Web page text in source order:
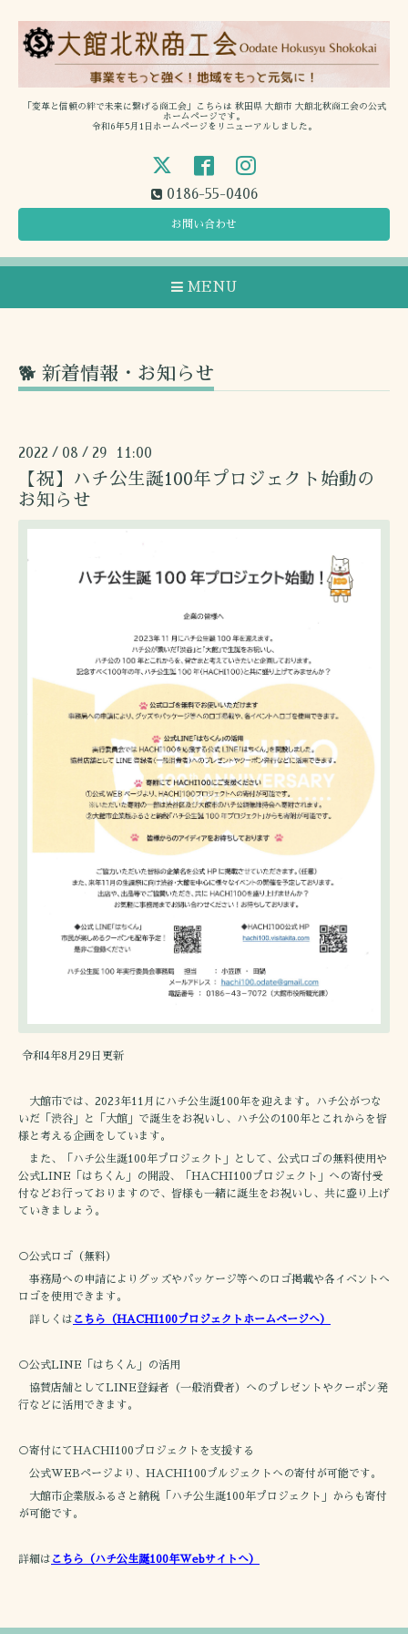
「変革と信頼の絆で未来に繋げる商工会」こちらは 秋田県 大館市 大館北秋商工会の公式
ホームページです。
令和6年5月1日ホームページをリニューアルしました。
0186-55-0406
お問い合わせ
MENU
🐕 新着情報・お知らせ
2022 / 08 / 29 11:00
【祝】ハチ公生誕100年プロジェクト始動の
お知らせ
令和4年8月29日更新
大館市では、2023年11月にハチ公生誕100年を迎えます。ハチ公がつな
いだ「渋谷」と「大館」で誕生をお祝いし、ハチ公の100年とこれからを皆
様と考える企画をしています。
また、「ハチ公生誕100年プロジェクト」として、公式ロゴの無料使用や
公式LINE「はちくん」の開設、「HACHI100プロジェクト」への寄付受
付などお行っておりますので、皆様も一緒に誕生をお祝いし、共に盛り上げ
ていきましょう。
○公式ロゴ（無料）
事務局への申請によりグッズやパッケージ等へのロゴ掲載や各イベントへ
ロゴを使用できます。
詳しくは こちら（HACHI100プロジェクトホームページへ）
○公式LINE「はちくん」の活用
協賛店舗としてLINE登録者（一般消費者）へのプレゼントやクーポン発
行などに活用できます。
○寄付にてHACHI100プロジェクトを支援する
公式WEBページより、HACHI100プルジェクトへの寄付が可能です。
大館市企業版ふるさと納税「ハチ公生誕100年プロジェクト」からも寄付
が可能です。
詳細は こちら（ハチ公生誕100年Webサイトへ）